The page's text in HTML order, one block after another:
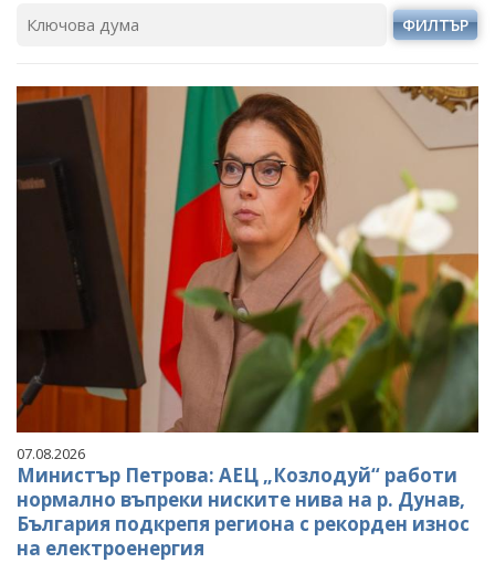
ФИЛТЪР
07.08.2026
Министър Петрова: АЕЦ „Козлодуй“ работи
нормално въпреки ниските нива на р. Дунав,
България подкрепя региона с рекорден износ
на електроенергия